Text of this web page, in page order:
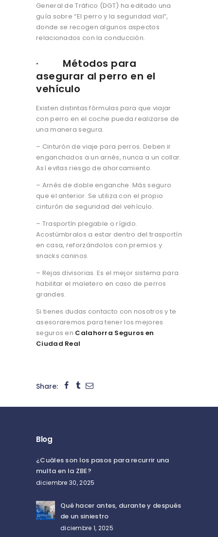
General de Tráfico (DGT) ha editado una
guía sobre “El perro y la seguridad vial”,
donde se recogen algunos aspectos
relacionados con la conducción.
· Métodos para
asegurar al perro en el
vehículo
Existen distintas fórmulas para que viajar
con perro en el coche pueda realizarse de
una manera segura.
– Cinturón de viaje para perros. Deben ir
enganchados a un arnés, nunca a un collar.
Así evitas riesgo de ahorcamiento.
– Arnés de doble enganche. Más seguro
que el anterior. Se utiliza con el propio
cinturón de seguridad del vehículo.
– Trasportín plegable o rígido.
Acostúmbralos a estar dentro del trasportín
en casa, reforzándolos con premios y
snacks caninos.
– Rejas divisorias. Es el mejor sistema para
habilitar el maletero en caso de perros
grandes.
Si tienes dudas contacto con nosotros y te
asesoraremos para tener los mejores
seguros en Calahorra Seguros en
Ciudad Real
Share:
Blog
¿Cuáles son los pasos para recurrir una
multa en la ZBE?
diciembre 30, 2025
Qué hacer antes, durante y después
de un siniestro
diciembre 1, 2025